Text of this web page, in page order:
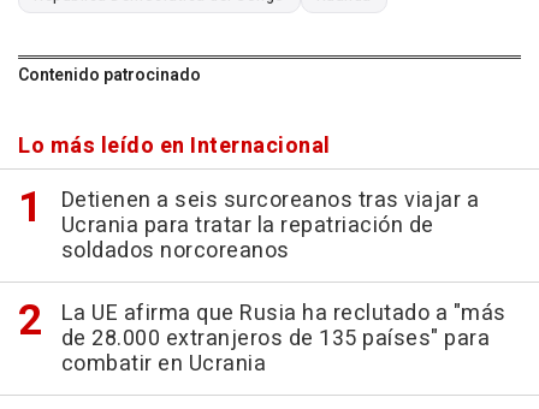
Contenido patrocinado
Lo más leído en Internacional
Detienen a seis surcoreanos tras viajar a
Ucrania para tratar la repatriación de
soldados norcoreanos
La UE afirma que Rusia ha reclutado a "más
de 28.000 extranjeros de 135 países" para
combatir en Ucrania